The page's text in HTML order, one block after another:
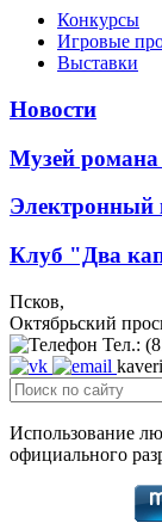
Конкурсы
Игровые
Выставки
Новости
Музей
Электронный
Клуб "Два
Псков,
Октябрьский
Тел.:
Использование
официального